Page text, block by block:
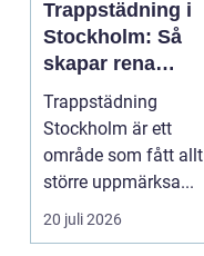
Trappstädning i
Stockholm: Så
skapar rena
trapphus tryggare
boendemiljöer
Trappstädning
Stockholm är ett
område som fått allt
större uppmärksa...
20 juli 2026